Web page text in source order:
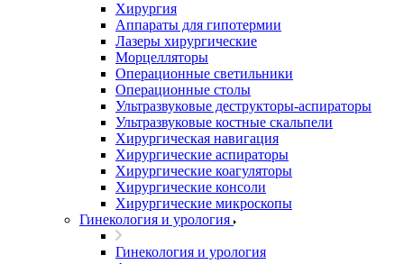
Хирургия
Аппараты для гипотермии
Лазеры хирургические
Морцелляторы
Операционные светильники
Операционные столы
Ультразвуковые деструкторы-аспираторы
Ультразвуковые костные скальпели
Хирургическая навигация
Хирургические аспираторы
Хирургические коагуляторы
Хирургические консоли
Хирургические микроскопы
Гинекология и урология
Гинекология и урология